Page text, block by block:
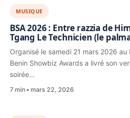
MUSIQUE
BSA 2026 : Entre razzia de
Tgang Le Technicien (le
Organisé le samedi 21 mars 2026 au
Benin Showbiz Awards a livré son
soirée…
7 min mars 22, 2026